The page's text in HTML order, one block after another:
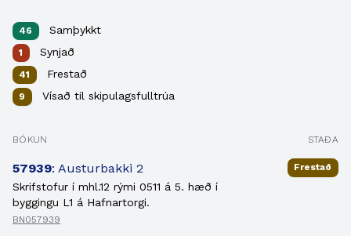
46 Samþykkt
1 Synjað
41 Frestað
9 Vísað til skipulagsfulltrúa
BÓKUN STAÐA
57939: Austurbakki 2
Skrifstofur í mhl.12 rými 0511 á 5. hæð í
byggingu L1 á Hafnartorgi.
BN057939
Frestað